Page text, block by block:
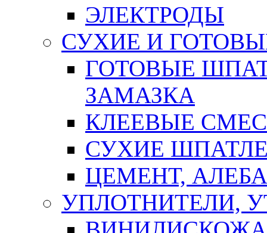
ЭЛЕКТРОДЫ
СУХИЕ И
ГОТОВЫЕ
ЗАМАЗКА
КЛЕЕВЫЕ
СУХИЕ
ЦЕМЕНТ,
УПЛОТНИТЕЛИ,